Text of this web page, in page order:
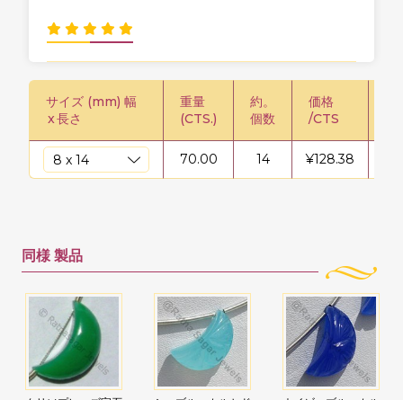
サイズ (mm) 幅
x長さ
重量
(CTS.)
約。
個数
価格
/CTS
70.00 14 ¥128.38
同様 製品